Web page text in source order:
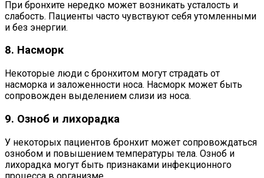
При бронхите нередко может возникать усталость и
слабость. Пациенты часто чувствуют себя утомленными
и без энергии.
8. Насморк
Некоторые люди с бронхитом могут страдать от
насморка и заложенности носа. Насморк может быть
сопровожден выделением слизи из носа.
9. Озноб и лихорадка
У некоторых пациентов бронхит может сопровождаться
ознобом и повышением температуры тела. Озноб и
лихорадка могут быть признаками инфекционного
процесса в организме.